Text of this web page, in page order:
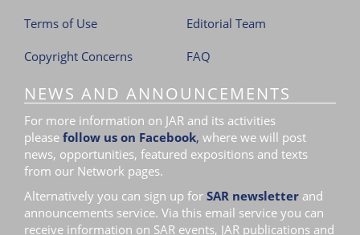
Terms of Use
Copyright Concerns
Editorial Team
FAQ
NEWS AND ANNOUNCEMENTS
For more information on JAR and its activities
please follow us on Facebook, where we will post
news, opportunities, featured expositions and texts
from our Network pages.
Alternatively you can sign up for SAR newsletter and
announcements service. Via this email service you can
receive information on SAR events, JAR publications and